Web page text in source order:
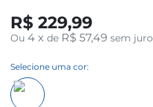
R$ 229,99
Ou 4 x de R$ 57,49 sem
Selecione uma cor: